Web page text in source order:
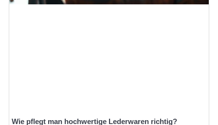
Wie pflegt man hochwertige Lederwaren richtig?